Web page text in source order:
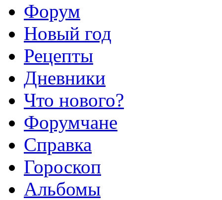
Форум
Новый год
Рецепты
Дневники
Что нового?
Форумчане
Справка
Гороскоп
Альбомы